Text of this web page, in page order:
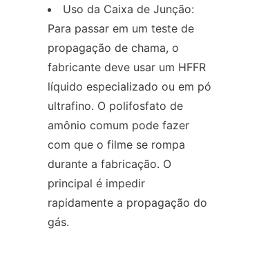
Uso da Caixa de Junção:
Para passar em um teste de
propagação de chama, o
fabricante deve usar um HFFR
líquido especializado ou em pó
ultrafino. O polifosfato de
amônio comum pode fazer
com que o filme se rompa
durante a fabricação. O
principal é impedir
rapidamente a propagação do
gás.